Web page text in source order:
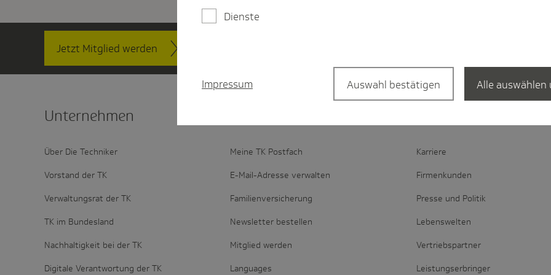
Jetzt Mitglied werden
Unter­nehmen
Über Die Techniker
Vorstand der TK
Verwaltungsrat der TK
TK im Bundesland
Nachhaltigkeit bei der TK
Digitale Verantwortung der TK
Meine TK Postfach
E-Mail-Adresse verwalten
Familienversicherung
Newsletter bestellen
Mitglied werden
Languages
Karriere
Firmenkunden
Presse und Politik
Lebenswelten
Vertriebspartner
Leistungserbringer
Dienste
Impressum Auswahl bestätigen Alle auswählen